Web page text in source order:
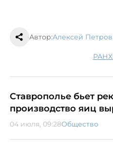
Автор:Алексей Петров
Ставрополье бьет
производство яиц
04 июля, 09:28Общество